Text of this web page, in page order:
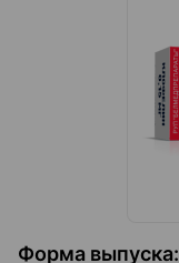
Форма выпуска: